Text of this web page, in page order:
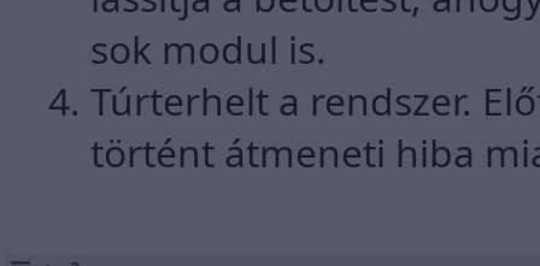
sok modul is.
Túrterhelt a rendszer.
történt átmeneti hiba